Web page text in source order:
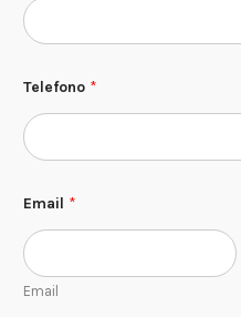
e
l
d
*
Telefono *
Email *
Email